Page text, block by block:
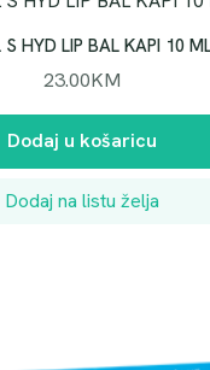
HYD LIP BAL KAPI 10
23.00KM
Dodaj u košaricu
Dodaj na listu želja